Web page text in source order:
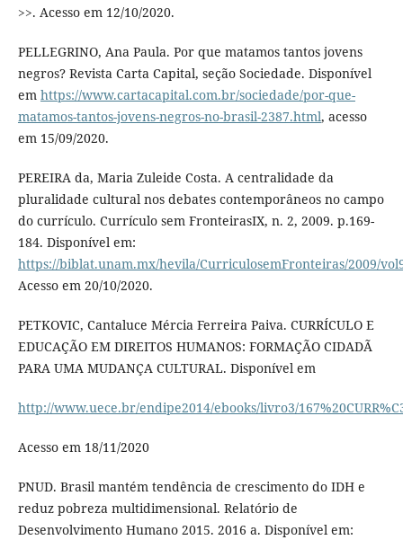
>>. Acesso em 12/10/2020.
PELLEGRINO, Ana Paula. Por que matamos tantos jovens
negros? Revista Carta Capital, seção Sociedade. Disponível
em https://www.cartacapital.com.br/sociedade/por-que-
matamos-tantos-jovens-negros-no-brasil-2387.html, acesso
em 15/09/2020.
PEREIRA da, Maria Zuleide Costa. A centralidade da
pluralidade cultural nos debates contemporâneos no campo
do currículo. Currículo sem FronteirasIX, n. 2, 2009. p.169-
184. Disponível em:
https://biblat.unam.mx/hevila/CurriculosemFronteiras/2009/
Acesso em 20/10/2020.
PETKOVIC, Cantaluce Mércia Ferreira Paiva. CURRÍCULO E
EDUCAÇÃO EM DIREITOS HUMANOS: FORMAÇÃO CIDADÃ
PARA UMA MUDANÇA CULTURAL. Disponível em
http://www.uece.br/endipe2014/ebooks/livro3/
Acesso em 18/11/2020
PNUD. Brasil mantém tendência de crescimento do IDH e
reduz pobreza multidimensional. Relatório de
Desenvolvimento Humano 2015. 2016 a. Disponível em: